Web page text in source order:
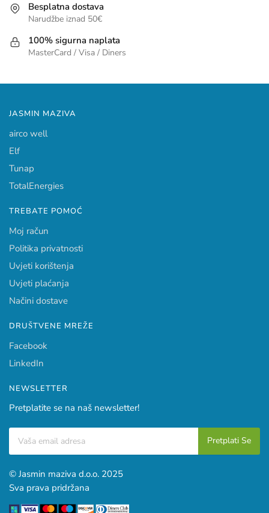
Besplatna dostava
Narudžbe iznad 50€
100% sigurna naplata
MasterCard / Visa / Diners
JASMIN MAZIVA
airco well
Elf
Tunap
TotalEnergies
TREBATE POMOĆ
Moj račun
Politika privatnosti
Uvjeti korištenja
Uvjeti plaćanja
Načini dostave
DRUŠTVENE MREŽE
Facebook
LinkedIn
NEWSLETTER
Pretplatite se na naš newsletter!
© Jasmin maziva d.o.o. 2025
Sva prava pridržana